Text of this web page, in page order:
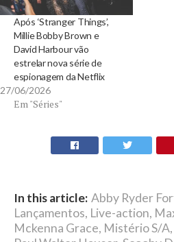
Após ‘Stranger Things’,
Millie Bobby Brown e
David Harbour vão
estrelar nova série de
espionagem da Netflix
27/06/2026
Em "Séries"
In this article: Abby Ryder
Lançamentos, Live-action,
Mckenna Grace, Mistério S/A,